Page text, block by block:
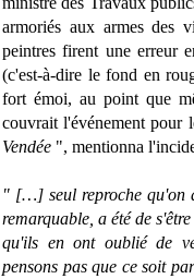
armoriés aux armes des
peintres firent une erreur
(c'est-à-dire le fond en
fort émoi, au point que
couvrait l'événement pour
Vendée ", mentionna
" […] seul reproche qu'on
remarquable, a été de
qu'ils en ont oublié de
pensons pas que ce soit